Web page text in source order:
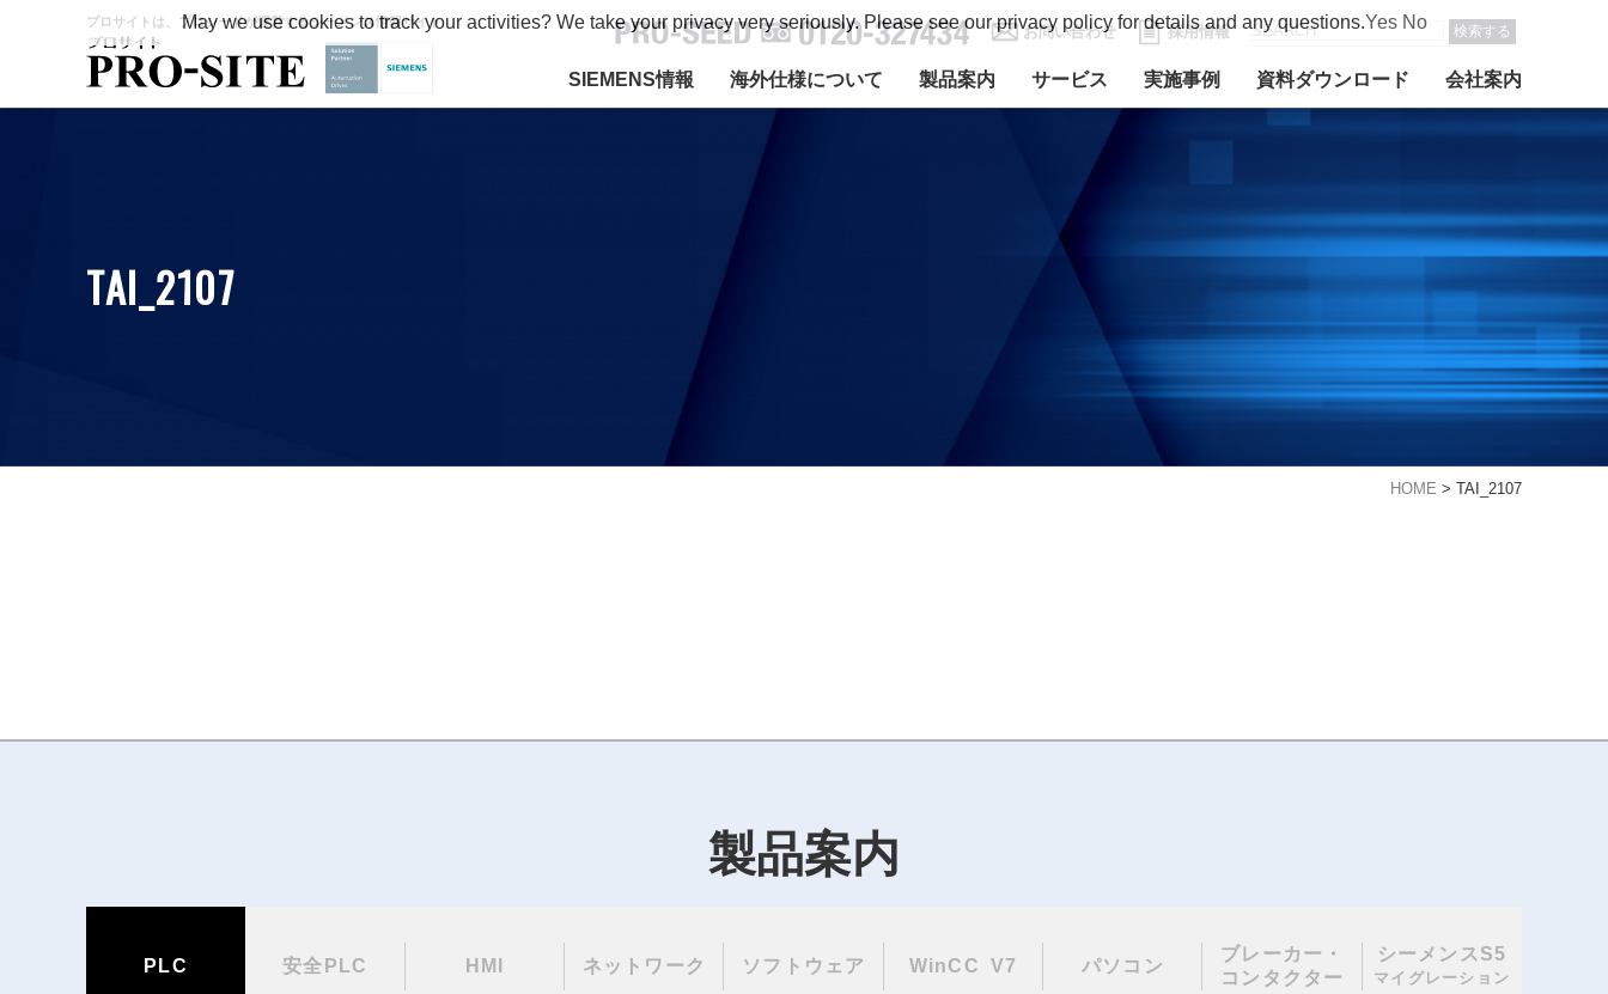
プロサイトは、プロシードが運営するシーメンス情報サイト
SIEMENS情報 海外仕様について 製品案内 サービス 実施事例 資料ダウンロード 会社案内
お問い合わせ 採用情報 検索する
TAI_2107
HOME > TAI_2107
製品案内
PLC 安全PLC HMI ネットワーク ソフトウェア WinCC V7 パソコン
ブレーカー・
コンタクター
シーメンスS5
マイグレーション
May we use cookies to track your activities? We take your privacy very seriously. Please see our privacy policy for details and any questions.Yes No